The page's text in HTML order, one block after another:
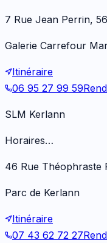
7 Rue Jean Perrin,
Galerie Carrefour
Itinéraire
06 95 27 99 59
SLM Kerlann
Horaires…
46 Rue Théophraste
Parc de Kerlann
Itinéraire
07 43 62 72 27